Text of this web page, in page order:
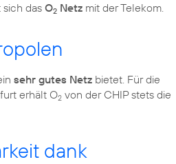
dasO2 Netz mit der Telekom.
sehr gutes Netz bietet. Für die
erhält O2 von der CHIP stets die
dank